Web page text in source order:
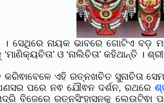
। ସେଥିରେ ନାୟକ ଭାବରେ ଗୋଟିଏ
‘ମାଣିକ୍ୟଚିତା’ ଓ ‘ନାଲିଚିତା’
କରିଵାବେଳେ ଏହି ରତ୍ନଖଚିତ
ପରେ ନଵ ଯୌଵନ ଦର୍ଶନ, ରଥରେ
ବିଜେରେ ରତ୍ନସିଂହାସନକୁ